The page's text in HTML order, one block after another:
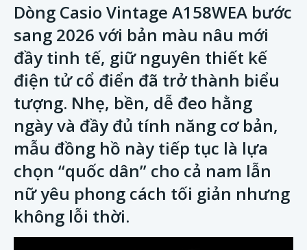
Dòng Casio Vintage A158WEA bước
sang 2026 với bản màu nâu mới
đầy tinh tế, giữ nguyên thiết kế
điện tử cổ điển đã trở thành biểu
tượng. Nhẹ, bền, dễ đeo hằng
ngày và đầy đủ tính năng cơ bản,
mẫu đồng hồ này tiếp tục là lựa
chọn “quốc dân” cho cả nam lẫn
nữ yêu phong cách tối giản nhưng
không lỗi thời.